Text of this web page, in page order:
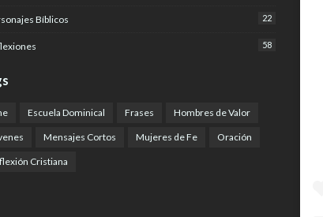
Bíblicos 22
58
Escuela Dominical Frases Hombres de Valor
Mensajes Cortos Mujeres de Fe Oración
Cristiana